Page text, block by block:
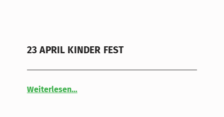
23 APRIL KINDER FEST
Weiterlesen…